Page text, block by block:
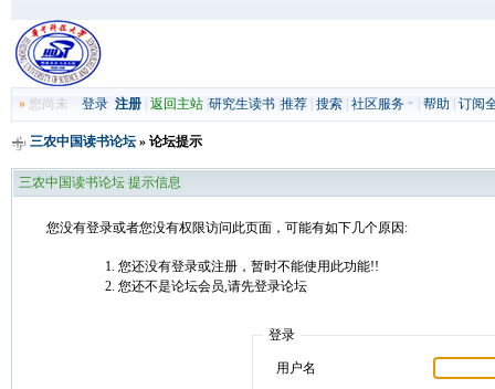
»您尚未 登录 注册| 返回主站| 研究生读书| 推荐| 搜索| 社区服务 帮助 订阅
三农中国读书论坛» 论坛提示
三农中国读书论坛 提示信息
您没有登录或者您没有权限访问此页面，可能有如下几个原因:
您还没有登录或注册，暂时不能使用此功能!!
您还不是论坛会员,请先登录论坛
登录
用户名